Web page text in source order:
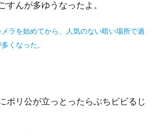
すんが多ゆうなったよ。
ラを始めてから、人気のない暗い場所で過
くなった。
ポリ公が立っとったらぶちビビるじ